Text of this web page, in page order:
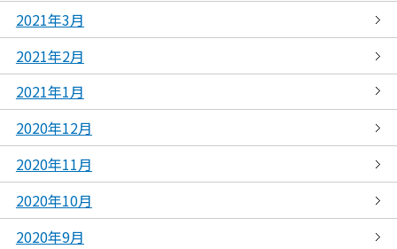
2021年3月
2021年2月
2021年1月
2020年12月
2020年11月
2020年10月
2020年9月